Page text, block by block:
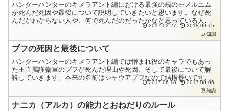
ハンターハンターのキメラアント編における最強の蟻の王メルエム
が死んだ死因や最後について説明していきたいと思います。なぜ死
んだかわからない人や、何で死んだのだったかなと思っている人や
忘れている人もいると思いますので、なるべくわかりやすく説明
2017.02.27
2018.09.15
豆知識
プフの死因と最後について
ハンターハンターのキメラアント編では憎まれ役のキャラでもあっ
た王直属護衛軍のプフが死んだ理由や死因、そして最後について解
説していきます。本来の名前はシャウアプフなので結構長いです。
先にユピーが急に死んでしまってプフも狼狽していたわけです
2017.06.18
2017.08.06
豆知識
ナニカ（アルカ）の能力とおねだりのルール